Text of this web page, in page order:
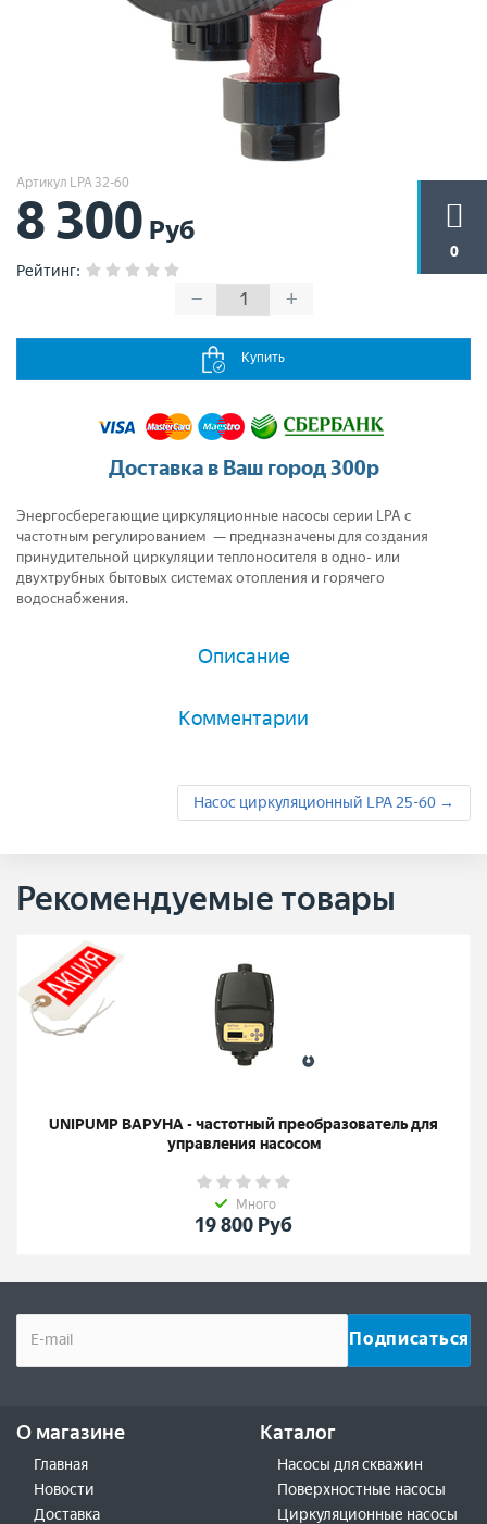
0
Артикул LPA 32-60
8 300 Руб
Рейтинг:
− +
Купить
Доставка в Ваш город 300р
Энергосберегающие циркуляционные насосы серии LPA с
частотным регулированием — предназначены для создания
принудительной циркуляции теплоносителя в одно- или
двухтрубных бытовых системах отопления и горячего
водоснабжения.
Описание
Комментарии
Насос циркуляционный LPA 25-60 →
Рекомендуемые товары
UNIPUMP ВАРУНА - частотный преобразователь для
управления насосом
Много
19 800 Руб
О магазине
Главная
Новости
Доставка
Каталог
Насосы для скважин
Поверхностные насосы
Циркуляционные насосы